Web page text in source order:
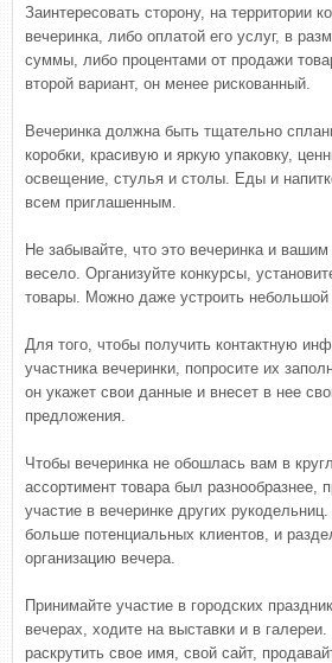
Заинтересовать сторону, на территории
вечеринка, либо оплатой его услуг, в
суммы, либо процентами от продажи
второй вариант, он менее рискованный.
Вечеринка должна быть тщательно
коробки, красивую и яркую упаковку,
освещение, стулья и столы. Еды и
всем приглашенным.
Не забывайте, что это вечеринка и
весело. Организуйте конкурсы,
товары. Можно даже устроить небольшой
Для того, чтобы получить контактную
участника вечеринки, попросите их
он укажет свои данные и внесет в нее
предложения.
Чтобы вечеринка не обошлась вам в
ассортимент товара был разнообразнее,
участие в вечеринке других
больше потенциальных клиентов, и
организацию вечера.
Принимайте участие в городских
вечерах, ходите на выставки и в
раскрутить свое имя, свой сайт,